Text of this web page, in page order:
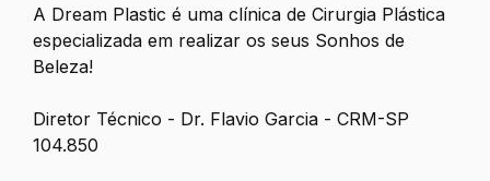
A Dream Plastic é uma clínica de Cirurgia Plástica
especializada em realizar os seus Sonhos de
Beleza!
Diretor Técnico - Dr. Flavio Garcia - CRM-SP
104.850